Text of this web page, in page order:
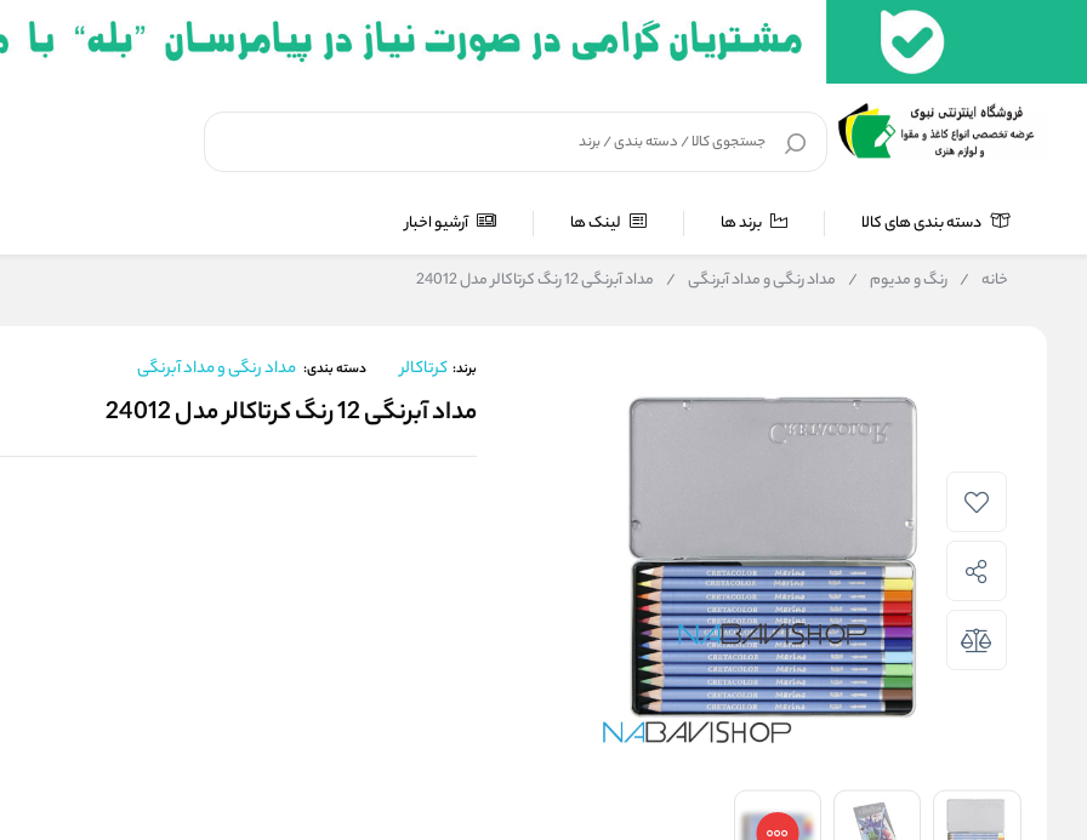
دسته بندی های کالا برند ها لینک ها آرشیو اخبار
خانه / رنگ و مدیوم / مداد رنگی و مداد آبرنگی / مداد آبرنگی 12 رنگ کرتاکالر مدل 24012
برند: کرتاکالر دسته بندی: مداد رنگی و مداد آبرنگی
مداد آبرنگی 12 رنگ کرتاکالر مدل 24012